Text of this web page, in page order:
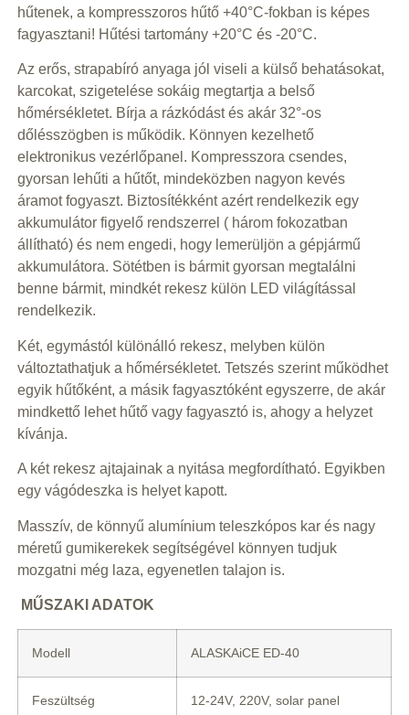
hűtenek, a kompresszoros hűtő +40°C-fokban is képes
fagyasztani! Hűtési tartomány +20°C és -20°C.
Az erős, strapabíró anyaga jól viseli a külső behatásokat,
karcokat, szigetelése sokáig megtartja a belső
hőmérsékletet. Bírja a rázkódást és akár 32°-os
dőlésszögben is működik. Könnyen kezelhető
elektronikus vezérlőpanel. Kompresszora csendes,
gyorsan lehűti a hűtőt, mindeközben nagyon kevés
áramot fogyaszt. Biztosítékként azért rendelkezik egy
akkumulátor figyelő rendszerrel ( három fokozatban
állítható) és nem engedi, hogy lemerüljön a gépjármű
akkumulátora. Sötétben is bármit gyorsan megtalálni
benne bármit, mindkét rekesz külön LED világítással
rendelkezik.
Két, egymástól különálló rekesz, melyben külön
változtathatjuk a hőmérsékletet. Tetszés szerint működhet
egyik hűtőként, a másik fagyasztóként egyszerre, de akár
mindkettő lehet hűtő vagy fagyasztó is, ahogy a helyzet
kívánja.
A két rekesz ajtajainak a nyitása megfordítható. Egyikben
egy vágódeszka is helyet kapott.
Masszív, de könnyű alumínium teleszkópos kar és nagy
méretű gumikerekek segítségével könnyen tudjuk
mozgatni még laza, egyenetlen talajon is.
MŰSZAKI ADATOK
Modell ALASKAiCE ED-40
Feszültség 12-24V, 220V, solar panel